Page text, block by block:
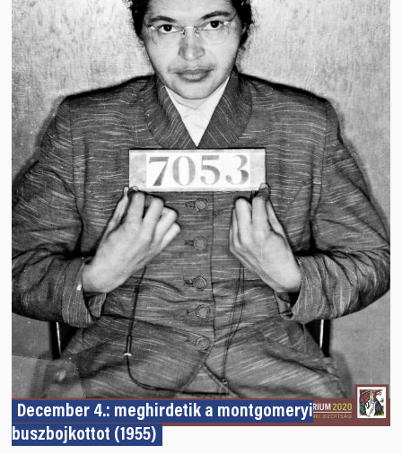
December 4.: meghirdetik a montgomeryi
buszbojkottot (1955)